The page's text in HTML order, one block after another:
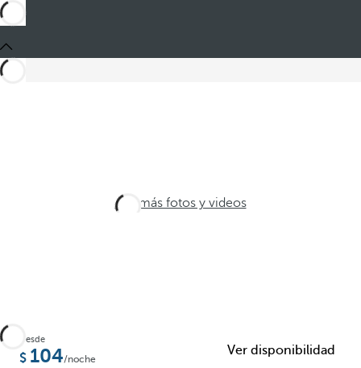
Ver más fotos y videos
Desde
104/noche
Ver disponibilidad